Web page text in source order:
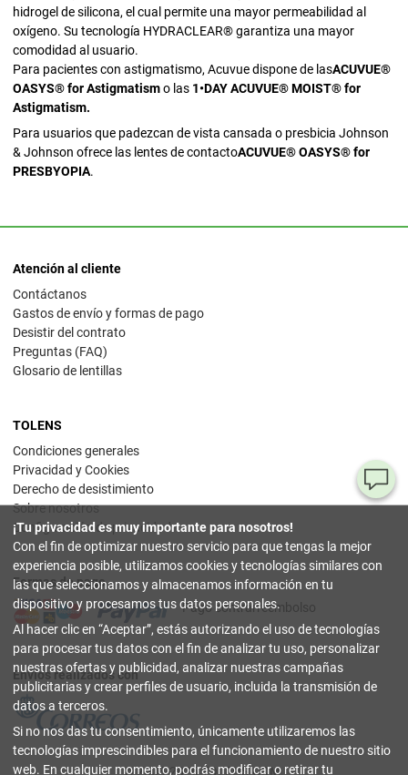
hidrogel de silicona, el cual permite una mayor permeabilidad al
oxígeno. Su tecnología HYDRACLEAR® garantiza una mayor
comodidad al usuario.
Para pacientes con astigmatismo, Acuvue dispone de lasACUVUE®
OASYS® for Astigmatismo las 1•DAY ACUVUE® MOIST® for
Astigmatism.
Para usuarios que padezcan de vista cansada o presbicia Johnson
& Johnson ofrece las lentes de contactoACUVUE® OASYS® for
PRESBYOPIA.
Atención al cliente
Contáctanos
Gastos de envío y formas de pago
Desistir del contrato
Preguntas (FAQ)
Glosario de lentillas
TOLENS
Condiciones generales
Privacidad y Cookies
Derecho de desistimiento
Sobre nosotros
Configuración de privacidad
Formas de pago
Pago contrarreembolso
Envíos realizados con
© 2003-2026 TOLENS.COM.
¡Tu privacidad es muy importante para nosotros!
Con el fin de optimizar nuestro servicio para que tengas la mejor
experiencia posible, utilizamos cookies y tecnologías similares con
las que seleccionamos y almacenamos información en tu
dispositivo y procesamos tus datos personales.
Al hacer clic en Aceptar , estás autorizando el uso de tecnologías
para procesar tus datos con el fin de analizar tu uso, personalizar
nuestras ofertas y publicidad, analizar nuestras campañas
publicitarias y crear perfiles de usuario, incluida la transmisión de
datos a terceros.
Si no nos das tu consentimiento, únicamente utilizaremos las
tecnologías imprescindibles para el funcionamiento de nuestro sitio
web. En cualquier momento, podrás modificar o retirar tu